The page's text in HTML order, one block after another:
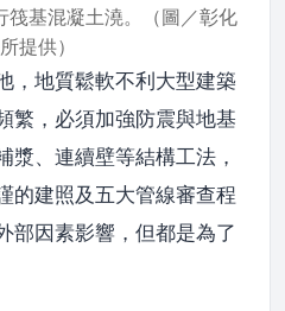
筏基混凝土澆。（圖／彰化
提供）
，地質鬆軟不利大型建築
繁，必須加強防震與地基
漿、連續壁等結構工法，
的建照及五大管線審查程
部因素影響，但都是為了